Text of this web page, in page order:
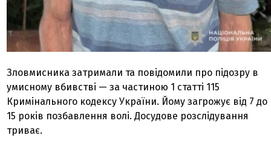
Зловмисника затримали та повідомили про підозру в
умисному вбивстві — за частиною 1 статті 115
Кримінального кодексу України. Йому загрожує від 7 до
15 років позбавлення волі. Досудове розслідування
триває.